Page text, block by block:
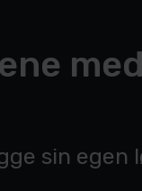
sin egen